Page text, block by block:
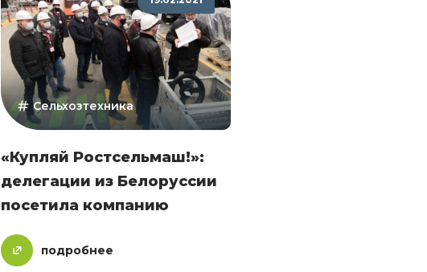
Сельхозтехника
«Купляй Ростсельмаш!»:
делегации из Белоруссии
посетила компанию
подробнее